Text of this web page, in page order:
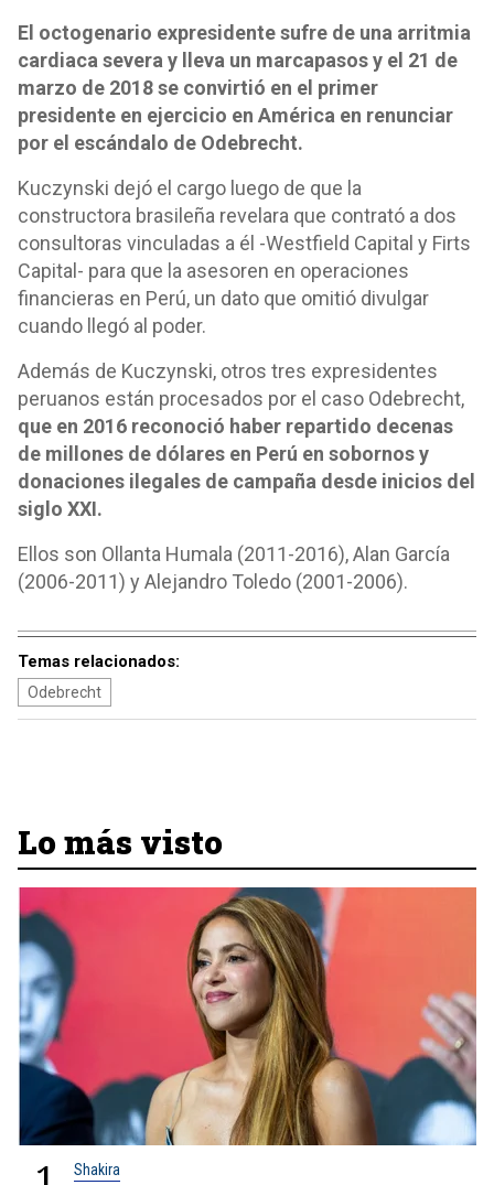
El octogenario expresidente sufre de una arritmia
cardiaca severa y lleva un marcapasos y el 21 de
marzo de 2018 se convirtió en el primer
presidente en ejercicio en América en renunciar
por el escándalo de Odebrecht.
Kuczynski dejó el cargo luego de que la
constructora brasileña revelara que contrató a dos
consultoras vinculadas a él -Westfield Capital y Firts
Capital- para que la asesoren en operaciones
financieras en Perú, un dato que omitió divulgar
cuando llegó al poder.
Además de Kuczynski, otros tres expresidentes
peruanos están procesados ​​por el caso Odebrecht,
que en 2016 reconoció haber repartido decenas
de millones de dólares en Perú en sobornos y
donaciones ilegales de campaña desde inicios del
siglo XXI.
Ellos son Ollanta Humala (2011-2016), Alan García
(2006-2011) y Alejandro Toledo (2001-2006).
Temas relacionados:
Odebrecht
Lo más visto
Shakira